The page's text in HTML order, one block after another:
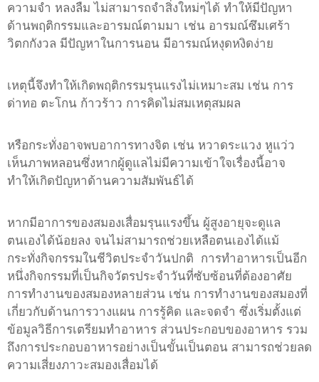
ความจำ หลงลืม ไม่สามารถจำสิ่งใหม่ๆได้ ทำให้มีปัญหา
ด้านพฤติกรรมและอารมณ์ตามมา เช่น อารมณ์ซึมเศร้า
วิตกกังวล มีปัญหาในการนอน มีอารมณ์หงุดหงิดง่าย
เหตุนี้จึงทำให้เกิดพฤติกรรมรุนแรงไม่เหมาะสม เช่น การ
ด่าทอ ตะโกน ก้าวร้าว การคิดไม่สมเหตุสมผล
หรือกระทั่งอาจพบอาการทางจิต เช่น หวาดระแวง หูแว่ว
เห็นภาพหลอนซึ่งหากผู้ดูแลไม่มีความเข้าใจเรื่องนี้อาจ
ทำให้เกิดปัญหาด้านความสัมพันธ์ได้
หากมีอาการของสมองเสื่อมรุนแรงขึ้น ผู้สูงอายุจะดูแล
ตนเองได้น้อยลง จนไม่สามารถช่วยเหลือตนเองได้แม้
กระทั่งกิจกรรมในชีวิตประจำวันปกติ การทำอาหารเป็นอีก
หนึ่งกิจกรรมที่เป็นกิจวัตรประจำวันที่ซับซ้อนที่ต้องอาศัย
การทำงานของสมองหลายส่วน เช่น การทำงานของสมองที่
เกี่ยวกับด้านการวางแผน การรู้คิด และจดจำ ซึ่งเริ่มตั้งแต่
ข้อมูลวิธีการเตรียมทำอาหาร ส่วนประกอบของอาหาร รวม
ถึงการประกอบอาหารอย่างเป็นขั้นเป็นตอน สามารถช่วยลด
ความเสี่ยงภาวะสมองเสื่อมได้